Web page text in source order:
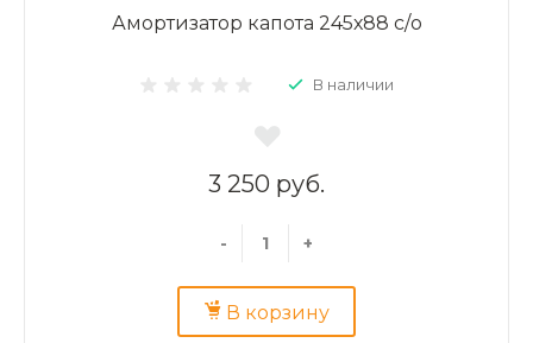
Амортизатор капота 245х88 с/о
В наличии
3 250 руб.
- +
В корзину